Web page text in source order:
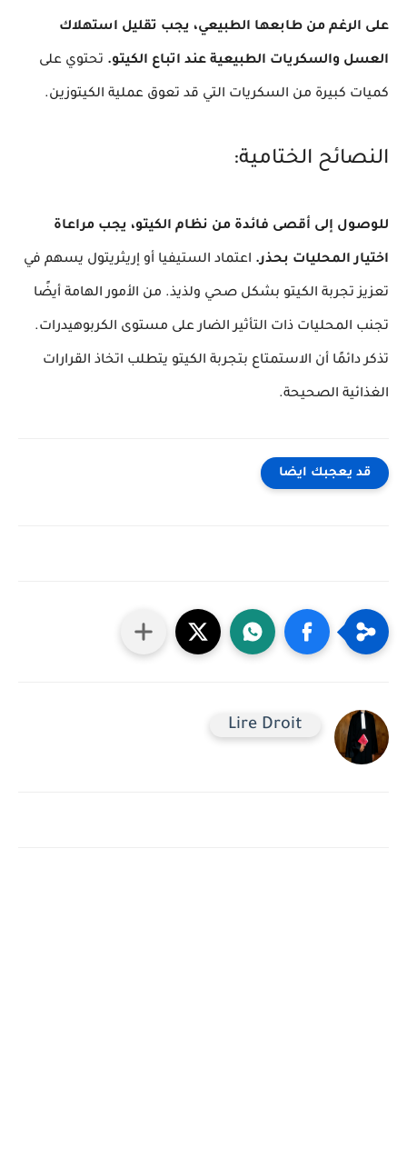
على الرغم من طابعها الطبيعي، يجب تقليل استهلاك
العسل والسكريات الطبيعية عند اتباع الكيتو. تحتوي على
كميات كبيرة من السكريات التي قد تعوق عملية الكيتوزين.
النصائح الختامية:
للوصول إلى أقصى فائدة من نظام الكيتو، يجب مراعاة
اختيار المحليات بحذر. اعتماد الستيفيا أو إريثريتول يسهم في
تعزيز تجربة الكيتو بشكل صحي ولذيذ. من الأمور الهامة أيضًا
تجنب المحليات ذات التأثير الضار على مستوى الكربوهيدرات.
تذكر دائمًا أن الاستمتاع بتجربة الكيتو يتطلب اتخاذ القرارات
الغذائية الصحيحة.
قد يعجبك ايضا
Lire Droit